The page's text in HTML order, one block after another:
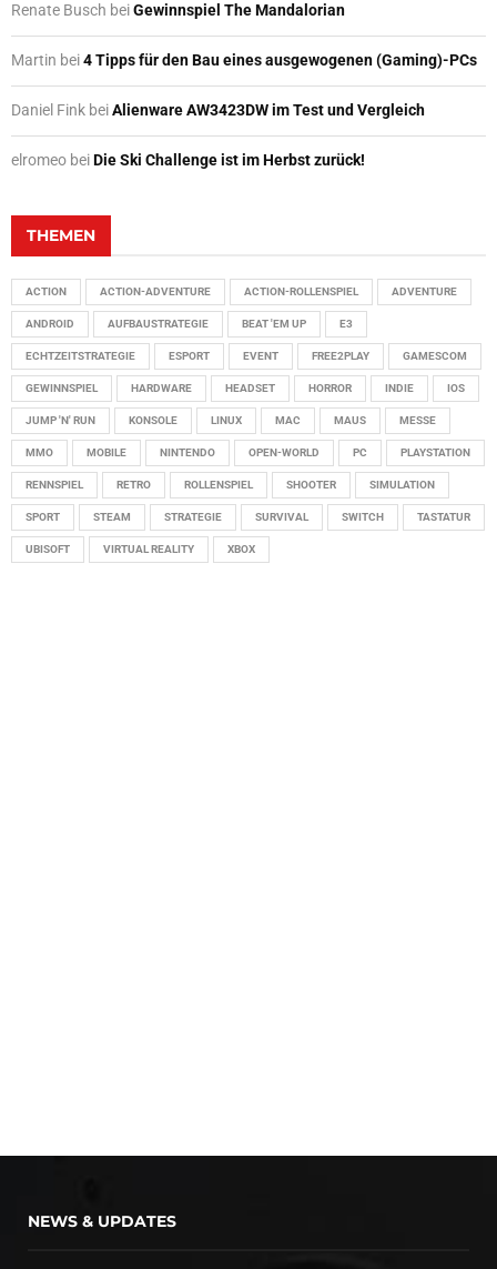
Renate Busch beiGewinnspiel The Mandalorian
Martin bei4 Tipps für den Bau eines ausgewogenen (Gaming)-PCs
Daniel Fink beiAlienware AW3423DW im Test und Vergleich
elromeo beiDie Ski Challenge ist im Herbst zurück!
THEMEN
ACTION ACTION-ADVENTURE ACTION-ROLLENSPIEL ADVENTURE
ANDROID AUFBAUSTRATEGIE BEAT 'EM UP E3
ECHTZEITSTRATEGIE ESPORT EVENT FREE2PLAY GAMESCOM
GEWINNSPIEL HARDWARE HEADSET HORROR INDIE IOS
JUMP 'N' RUN KONSOLE LINUX MAC MAUS MESSE
MMO MOBILE NINTENDO OPEN-WORLD PC PLAYSTATION
RENNSPIEL RETRO ROLLENSPIEL SHOOTER SIMULATION
SPORT STEAM STRATEGIE SURVIVAL SWITCH TASTATUR
UBISOFT VIRTUAL REALITY XBOX
NEWS & UPDATES